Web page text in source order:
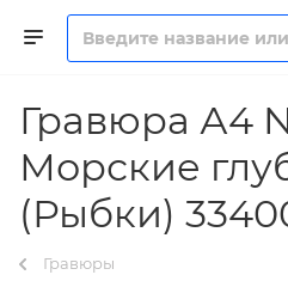
Гравюра А4
Морские
(Рыбки)
Гравюры